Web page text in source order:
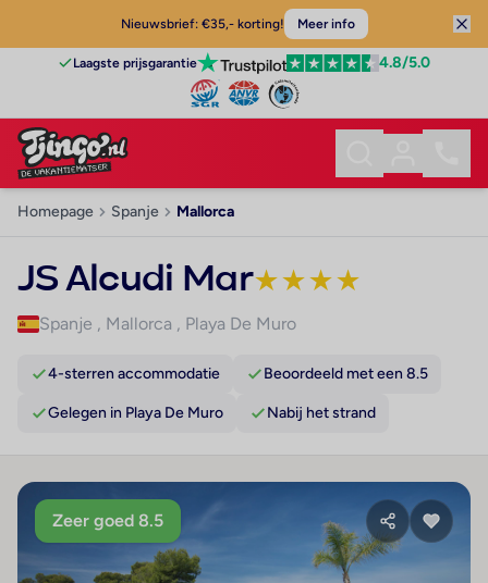
Nieuwsbrief: €35,- korting! Meer info
Laagste prijsgarantie 4.8/5.0
Homepage Spanje Mallorca
JS Alcudi Mar★★★★
Spanje , Mallorca , Playa De Muro
4-sterren accommodatie Beoordeeld met een 8.5
Gelegen in Playa De Muro Nabij het strand
Zeer goed 8.5